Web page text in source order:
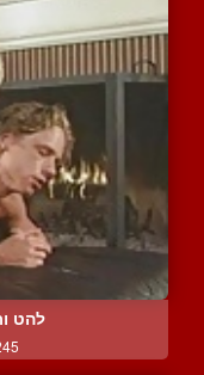
להט
5245